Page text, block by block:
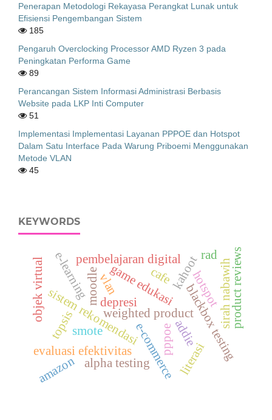
Penerapan Metodologi Rekayasa Perangkat Lunak untuk
Efisiensi Pengembangan Sistem
185
Pengaruh Overclocking Processor AMD Ryzen 3 pada
Peningkatan Performa Game
89
Perancangan Sistem Informasi Administrasi Berbasis
Website pada LKP Inti Computer
51
Implementasi Implementasi Layanan PPPOE dan Hotspot
Dalam Satu Interface Pada Warung Priboemi Menggunakan
Metode VLAN
45
KEYWORDS
sistem rekomendasi
smote
weighted product
moodle
addieblackbox testing
evaluasi efektivitas
topsis e-commerce
e-learning
alpha testing
sirah nabawih
objek virtual
literasi
game edukasi
pembelajaran digitalkahoot
amazon
product reviews
depresi
pppoe
hotspot
vlan cafe
rad